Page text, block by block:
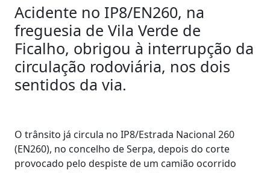
Acidente no IP8/EN260, na
freguesia de Vila Verde de
Ficalho, obrigou à interrupção da
circulação rodoviária, nos dois
sentidos da via.
O trânsito já circula no IP8/Estrada Nacional 260
(EN260), no concelho de Serpa, depois do corte
provocado pelo despiste de um camião ocorrido